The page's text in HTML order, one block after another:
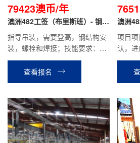
79423澳币/年
澳洲482工签（布里斯班）- 钢结
指导吊装，需要登高，钢结构安
装，螺栓和焊接；技能要求：干
过钢结构，会二保焊
查看报名
澳洲
项目
认，
调与问
配合